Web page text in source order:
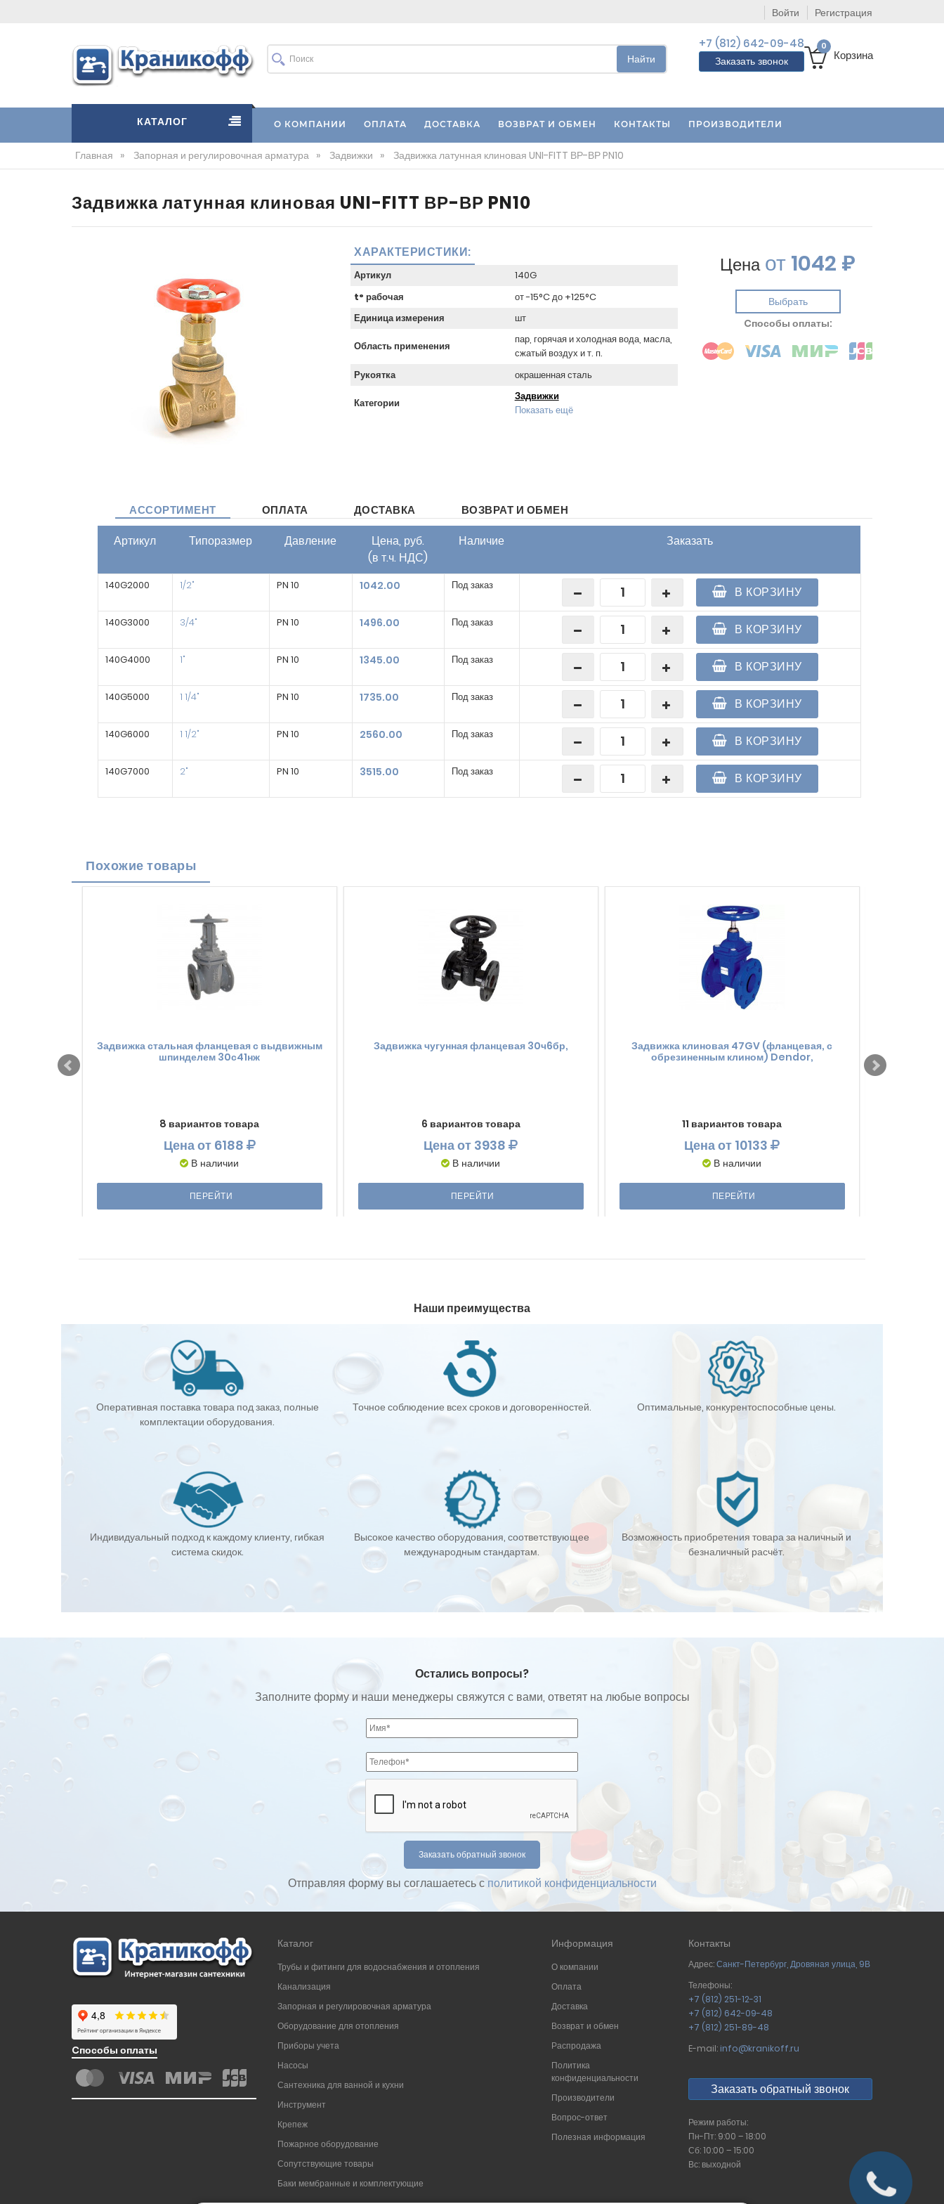
Войти Регистрация
Найти
+7 (812) 642-09-48
Заказать звонок
0
Корзина
КАТАЛОГ О КОМПАНИИ ОПЛАТА ДОСТАВКА ВОЗВРАТ И ОБМЕН КОНТАКТЫ ПРОИЗВОДИТЕЛИ
Главная » Запорная и регулировочная арматура » Задвижки » Задвижка латунная клиновая UNI-FITT ВР-ВР PN10
Задвижка латунная клиновая UNI-FITT ВР-ВР PN10
ХАРАКТЕРИСТИКИ:
Артикул
140G
t° рабочая
от -15°C до +125°C
Единица измерения
шт
Область применения
пар, горячая и холодная вода, масла,
сжатый воздух и т. п.
Рукоятка
окрашенная сталь
Категории
Задвижки
Показать ещё
Ценаот1042 ₽
Выбрать
Cпособы оплаты:
АССОРТИМЕНТ ОПЛАТА ДОСТАВКА ВОЗВРАТ И ОБМЕН
Артикул Типоразмер Давление
Цена, руб.
(в т.ч. НДС)
Наличие Заказать
140G2000 1/2" PN 10 1042.00 Под заказ В КОРЗИНУ
140G3000 3/4" PN 10 1496.00 Под заказ В КОРЗИНУ
140G4000 1" PN 10 1345.00 Под заказ В КОРЗИНУ
140G5000 1 1/4" PN 10 1735.00 Под заказ В КОРЗИНУ
140G6000 1 1/2" PN 10 2560.00 Под заказ В КОРЗИНУ
140G7000 2" PN 10 3515.00 Под заказ В КОРЗИНУ
Похожие товары
Задвижка стальная фланцевая с выдвижным
шпинделем 30с41нж
8 вариантов товара
Ценаот 6188
В наличии
ПЕРЕЙТИ
Задвижка чугунная фланцевая 30ч6бр,
6 вариантов товара
Ценаот 3938
В наличии
ПЕРЕЙТИ
Задвижка клиновая 47GV (фланцевая, с
обрезиненным клином) Dendor,
11 вариантов товара
Ценаот 10133
В наличии
ПЕРЕЙТИ
Наши преимущества
Оперативная поставка товара под заказ, полные
комплектации оборудования.
Точное соблюдение всех сроков и договоренностей. Оптимальные, конкурентоспособные цены.
Индивидуальный подход к каждому клиенту, гибкая
система скидок.
Высокое качество оборудования, соответствующее
международным стандартам.
Возможность приобретения товара за наличный и
безналичный расчёт.
Остались вопросы?
Заполните форму и наши менеджеры свяжутся с вами, ответят на любые вопросы
Отправляя форму вы соглашаетесь с политикой конфиденциальности
Cпособы оплаты
Каталог
Трубы и фитинги для водоснабжения и отопления
Канализация
Запорная и регулировочная арматура
Оборудование для отопления
Приборы учета
Насосы
Сантехника для ванной и кухни
Инструмент
Крепеж
Пожарное оборудование
Сопутствующие товары
Баки мембранные и комплектующие
Информация
О компании
Оплата
Доставка
Возврат и обмен
Распродажа
Политика
конфиденциальности
Производители
Вопрос-ответ
Полезная информация
Контакты
Адрес:Санкт-Петербург, Дровяная улица, 9В
Телефоны:
+7 (812) 251-12-31
+7 (812) 642-09-48
+7 (812) 251-89-48
E-mail: info@kranikoff.ru
Заказать обратный звонок
Режим работы:
Пн-Пт: 9:00 – 18:00
Сб: 10:00 – 15:00
Вс: выходной